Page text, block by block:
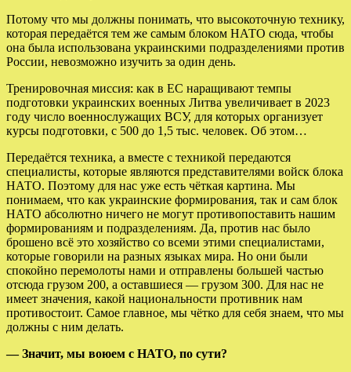
Потому что мы должны понимать, что высокоточную технику,
которая передаётся тем же самым блоком НАТО сюда, чтобы
она была использована украинскими подразделениями против
России, невозможно изучить за один день.
Тренировочная миссия: как в ЕС наращивают темпы
подготовки украинских военных Литва увеличивает в 2023
году число военнослужащих ВСУ, для которых организует
курсы подготовки, с 500 до 1,5 тыс. человек. Об этом…
Передаётся техника, а вместе с техникой передаются
специалисты, которые являются представителями войск блока
НАТО. Поэтому для нас уже есть чёткая картина. Мы
понимаем, что как украинские формирования, так и сам блок
НАТО абсолютно ничего не могут противопоставить нашим
формированиям и подразделениям. Да, против нас было
брошено всё это хозяйство со всеми этими специалистами,
которые говорили на разных языках мира. Но они были
спокойно перемолоты нами и отправлены большей частью
отсюда грузом 200, а оставшиеся — грузом 300. Для нас не
имеет значения, какой национальности противник нам
противостоит. Самое главное, мы чётко для себя знаем, что мы
должны с ним делать.
— Значит, мы воюем с НАТО, по сути?